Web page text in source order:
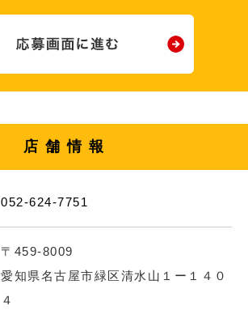
店舗情報
052-624-7751
〒459-8009
愛知県名古屋市緑区清水山１ー１４０
４